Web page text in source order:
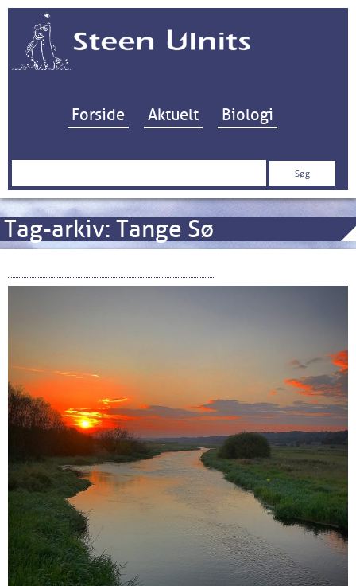
Hop til indhold
Forside Aktuelt Biologi
Søg
Tag-arkiv: Tange Sø